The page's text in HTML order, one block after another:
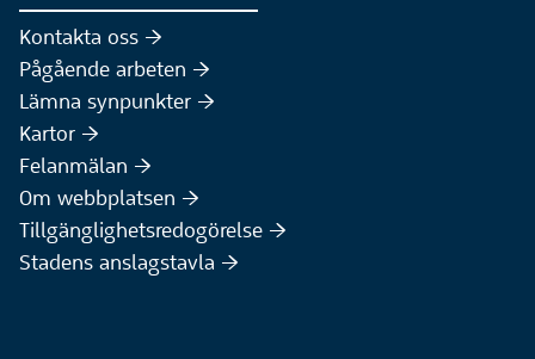
Kontakta oss :höger:
Pågående arbeten :höger:
Lämna synpunkter :höger:
Kartor :höger:
Felanmälan :höger:
Om webbplatsen :höger:
Tillgänglighetsredogörelse :höger:
Stadens anslagstavla :höger: